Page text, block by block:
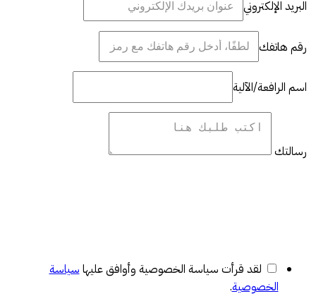
البريد الإلكتروني
رقم هاتفك
اسم الرافعة/الآلية
رسالتك
لقد قرأت سياسة الخصوصية وأوافق عليها سياسة
الخصوصية.